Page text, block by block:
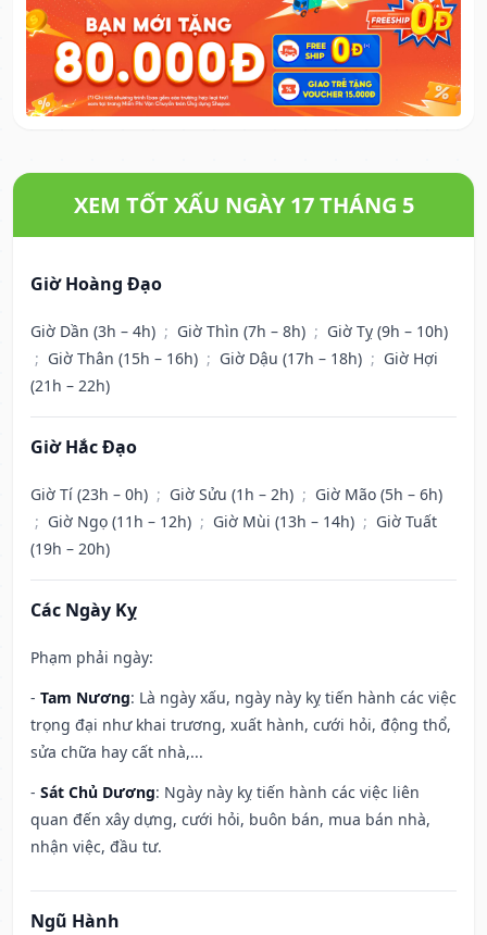
XEM TỐT XẤU NGÀY 17 THÁNG 5
Giờ Hoàng Đạo
Giờ Dần (3h – 4h) ; Giờ Thìn (7h – 8h) ; Giờ Tỵ (9h – 10h)
; Giờ Thân (15h – 16h) ; Giờ Dậu (17h – 18h) ; Giờ Hợi
(21h – 22h)
Giờ Hắc Đạo
Giờ Tí (23h – 0h) ; Giờ Sửu (1h – 2h) ; Giờ Mão (5h – 6h)
; Giờ Ngọ (11h – 12h) ; Giờ Mùi (13h – 14h) ; Giờ Tuất
(19h – 20h)
Các Ngày Kỵ
Phạm phải ngày:
- Tam Nương: Là ngày xấu, ngày này kỵ tiến hành các việc
trọng đại như khai trương, xuất hành, cưới hỏi, động thổ,
sửa chữa hay cất nhà,...
- Sát Chủ Dương: Ngày này kỵ tiến hành các việc liên
quan đến xây dựng, cưới hỏi, buôn bán, mua bán nhà,
nhận việc, đầu tư.
Ngũ Hành